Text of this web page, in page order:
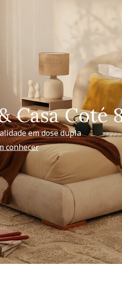
Casa Coté
em dose dupla
conhecer